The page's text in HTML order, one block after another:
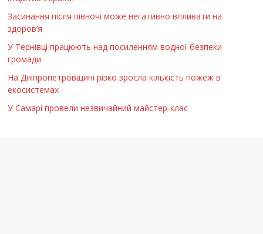
Засинання після півночі може негативно впливати на
здоров’я
У Тернівці працюють над посиленням водної безпеки
громади
На Дніпропетровщині різко зросла кількість пожеж в
екосистемах
У Самарі провели незвичайний майстер-клас